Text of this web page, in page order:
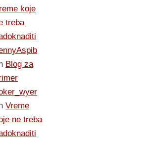
koje
treba
Blog za
Vreme
ne treba